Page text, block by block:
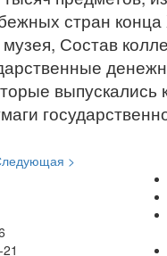
стран
Состав
>